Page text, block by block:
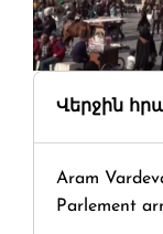
Վերջին
Aram
Parlement